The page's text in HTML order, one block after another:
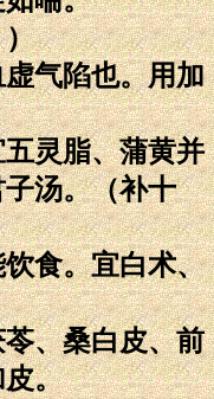
）
气陷也。用加
灵脂、蒲黄并
汤。（补十
食。宜白术、
、桑白皮、前
。